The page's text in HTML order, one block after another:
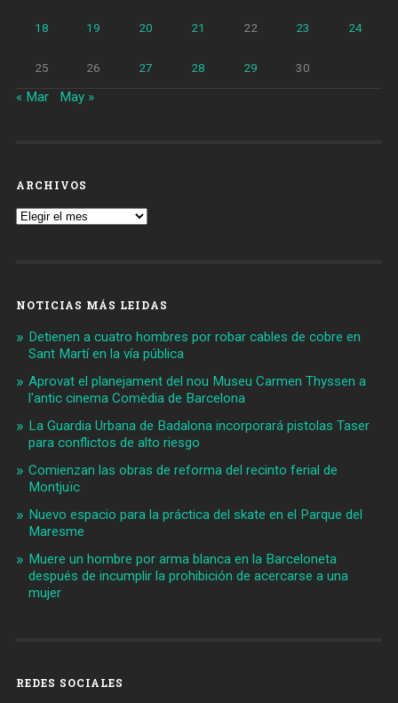
18 19 20 21 22 23 24
25 26 27 28 29 30
« Mar May »
ARCHIVOS
Archivos
NOTICIAS MÁS LEIDAS
Detienen a cuatro hombres por robar cables de cobre en
Sant Martí en la vía pública
Aprovat el planejament del nou Museu Carmen Thyssen a
l'antic cinema Comèdia de Barcelona
La Guardia Urbana de Badalona incorporará pistolas Taser
para conflictos de alto riesgo
Comienzan las obras de reforma del recinto ferial de
Montjuïc
Nuevo espacio para la práctica del skate en el Parque del
Maresme
Muere un hombre por arma blanca en la Barceloneta
después de incumplir la prohibición de acercarse a una
mujer
REDES SOCIALES